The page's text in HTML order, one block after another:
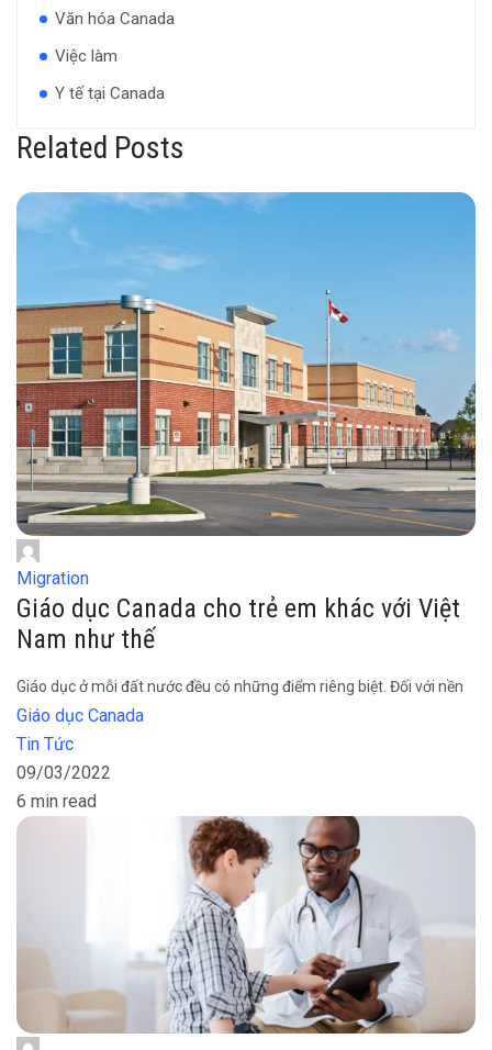
Văn hóa Canada
Việc làm
Y tế tại Canada
Related Posts
Migration
Giáo dục Canada cho trẻ em khác với Việt
Nam như thế
Giáo dục ở mỗi đất nước đều có những điểm riêng biệt. Đối với nền
Giáo dục Canada
Tin Tức
09/03/2022
6 min read